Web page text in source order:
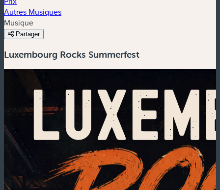
Autres Musiques
Musique
Partager
Luxembourg Rocks Summerfest